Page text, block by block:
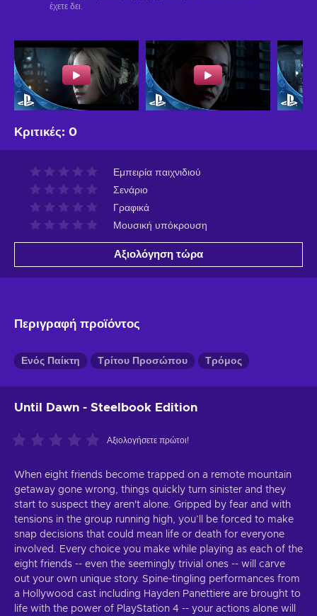
έχετε δει.
Κριτικές: 0
Εμπειρία παιχνιδιού
Σενάριο
Γραφικά
Μουσική υπόκρουση
Αξιολόγηση τώρα
Περιγραφή προϊόντος
Ενός Παίκτη Τρίτου Προσώπου Τρόμος
Until Dawn - Steelbook Edition
Αξιολογήσετε πρώτοι!
When eight friends become trapped on a remote mountain
getaway gone wrong, things quickly turn sinister and they
start to suspect they aren't alone. Gripped by fear and with
tensions in the group running high, you’ll be forced to make
snap decisions that could mean life or death for everyone
involved. Every choice you make while playing as each of the
eight friends -- even the seemingly trivial ones -- will carve
out your own unique story. Spine-tingling performances from
a Hollywood cast including Hayden Panettiere are brought to
life with the power of PlayStation 4 -- your actions alone will